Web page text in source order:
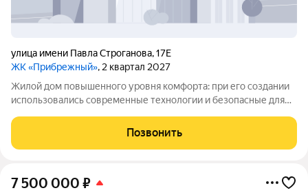
улица имени Павла Строганова,17Е
ЖК «Прибрежный», 2 квартал 2027
Жилой дом повышенного уровня комфорта: при его создании
использовались современные технологии и безопасные для
расположены удобно, рядом есть школы и
Позвонить
7 500 000 ₽